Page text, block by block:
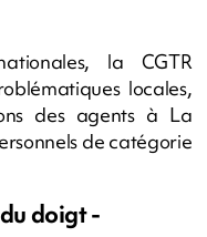
la CGTR
locales,
des agents à La
de catégorie
doigt -